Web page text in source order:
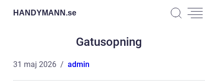
HANDYMANN.se
Gatusopning
31 maj 2026 admin